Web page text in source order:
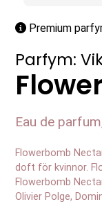
Premium
Parfym:
Eau de
Flowerbomb
doft för kvinnor.
Flowerbomb
Olivier Polge,